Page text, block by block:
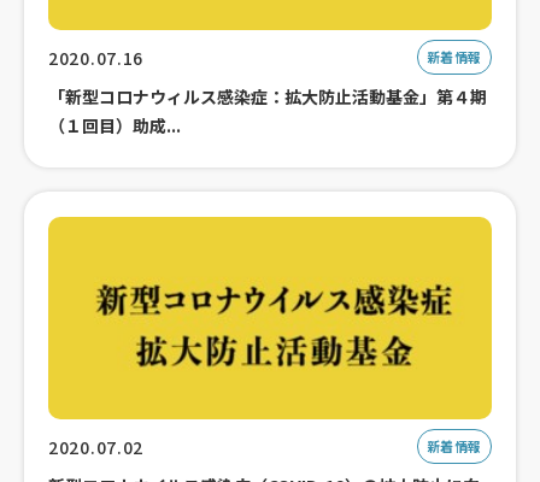
2020.07.16 新着情報
「新型コロナウィルス感染症：拡大防止活動基金」第４期
（１回目）助成...
2020.07.02 新着情報